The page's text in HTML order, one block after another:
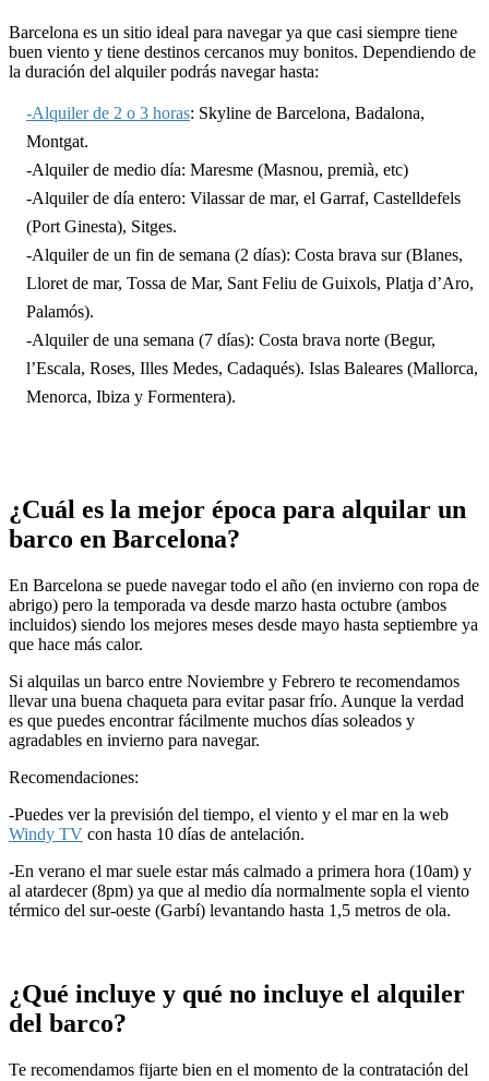
Barcelona es un sitio ideal para navegar ya que casi siempre tiene
buen viento y tiene destinos cercanos muy bonitos. Dependiendo de
la duración del alquiler podrás navegar hasta:
-Alquiler de 2 o 3 horas: Skyline de Barcelona, Badalona,
Montgat.
-Alquiler de medio día: Maresme (Masnou, premià, etc)
-Alquiler de día entero: Vilassar de mar, el Garraf, Castelldefels
(Port Ginesta), Sitges.
-Alquiler de un fin de semana (2 días): Costa brava sur (Blanes,
Lloret de mar, Tossa de Mar, Sant Feliu de Guixols, Platja d’Aro,
Palamós).
-Alquiler de una semana (7 días): Costa brava norte (Begur,
l’Escala, Roses, Illes Medes, Cadaqués). Islas Baleares (Mallorca,
Menorca, Ibiza y Formentera).
¿Cuál es la mejor época para alquilar un
barco en Barcelona?
En Barcelona se puede navegar todo el año (en invierno con ropa de
abrigo) pero la temporada va desde marzo hasta octubre (ambos
incluidos) siendo los mejores meses desde mayo hasta septiembre ya
que hace más calor.
Si alquilas un barco entre Noviembre y Febrero te recomendamos
llevar una buena chaqueta para evitar pasar frío. Aunque la verdad
es que puedes encontrar fácilmente muchos días soleados y
agradables en invierno para navegar.
Recomendaciones:
-Puedes ver la previsión del tiempo, el viento y el mar en la web
Windy TV con hasta 10 días de antelación.
-En verano el mar suele estar más calmado a primera hora (10am) y
al atardecer (8pm) ya que al medio día normalmente sopla el viento
térmico del sur-oeste (Garbí) levantando hasta 1,5 metros de ola.
¿Qué incluye y qué no incluye el alquiler
del barco?
Te recomendamos fijarte bien en el momento de la contratación del